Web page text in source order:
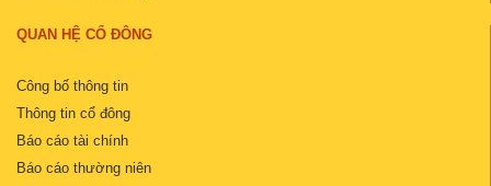
QUAN HỆ CỔ ĐÔNG
Công bố thông tin
Thông tin cổ đông
Báo cáo tài chính
Báo cáo thường niên